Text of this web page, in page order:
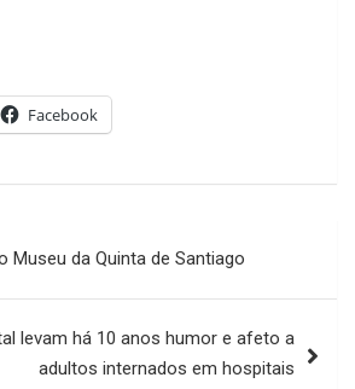
Facebook
Museu da Quinta de Santiago
levam há 10 anos humor e afeto a
adultos internados em hospitais